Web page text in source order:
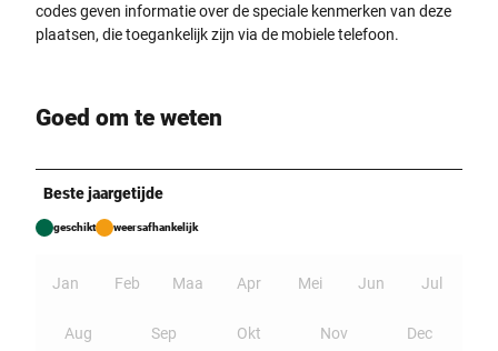
codes geven informatie over de speciale kenmerken van deze
plaatsen, die toegankelijk zijn via de mobiele telefoon.
Goed om te weten
Beste jaargetijde
geschikt weersafhankelijk
Jan Feb Maa Apr Mei Jun Jul
Aug Sep Okt Nov Dec